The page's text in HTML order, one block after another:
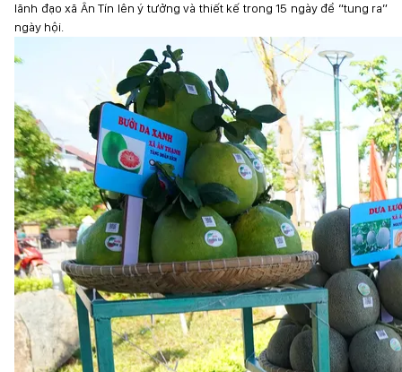
lãnh đạo xã Ân Tín lên ý tưởng và thiết kế trong 15 ngày để “tung ra”
ngày hội.